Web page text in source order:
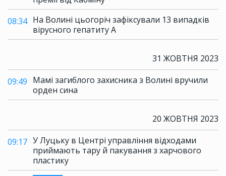
08:34 На Волині цьогоріч зафіксували 13 випадків
вірусного гепатиту А
31 ЖОВТНЯ 2023
09:49 Мамі загиблого захисника з Волині вручили
орден сина
20 ЖОВТНЯ 2023
09:17 У Луцьку в Центрі управління відходами
приймають тару й пакування з харчового
пластику